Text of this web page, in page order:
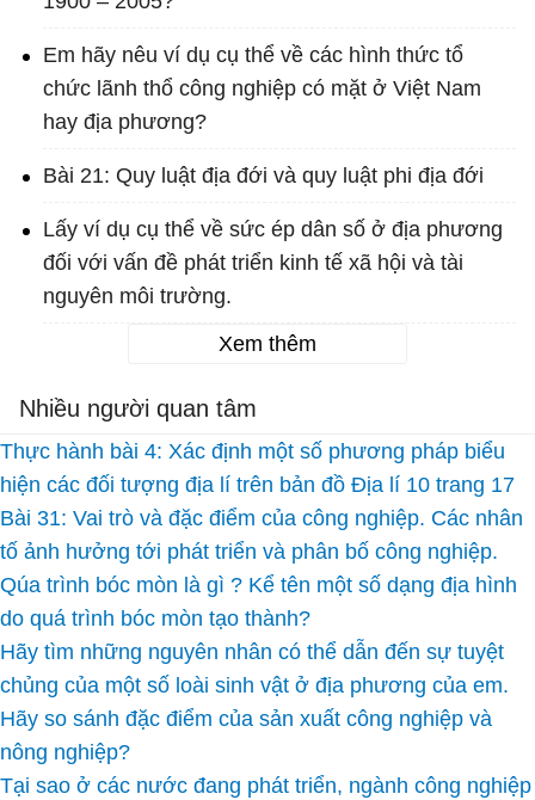
Em hãy nêu ví dụ cụ thể về các hình thức tổ
chức lãnh thổ công nghiệp có mặt ở Việt Nam
hay địa phương?
Bài 21: Quy luật địa đới và quy luật phi địa đới
Lấy ví dụ cụ thể về sức ép dân số ở địa phương
đối với vấn đề phát triển kinh tế xã hội và tài
nguyên môi trường.
Xem thêm
Nhiều người quan tâm
Thực hành bài 4: Xác định một số phương pháp biểu
hiện các đối tượng địa lí trên bản đồ Địa lí 10 trang 17
Bài 31: Vai trò và đặc điểm của công nghiệp. Các nhân
tố ảnh hưởng tới phát triển và phân bố công nghiệp.
Qúa trình bóc mòn là gì ? Kể tên một số dạng địa hình
do quá trình bóc mòn tạo thành?
Hãy tìm những nguyên nhân có thể dẫn đến sự tuyệt
chủng của một số loài sinh vật ở địa phương của em.
Hãy so sánh đặc điểm của sản xuất công nghiệp và
nông nghiệp?
Tại sao ở các nước đang phát triển, ngành công nghiệp